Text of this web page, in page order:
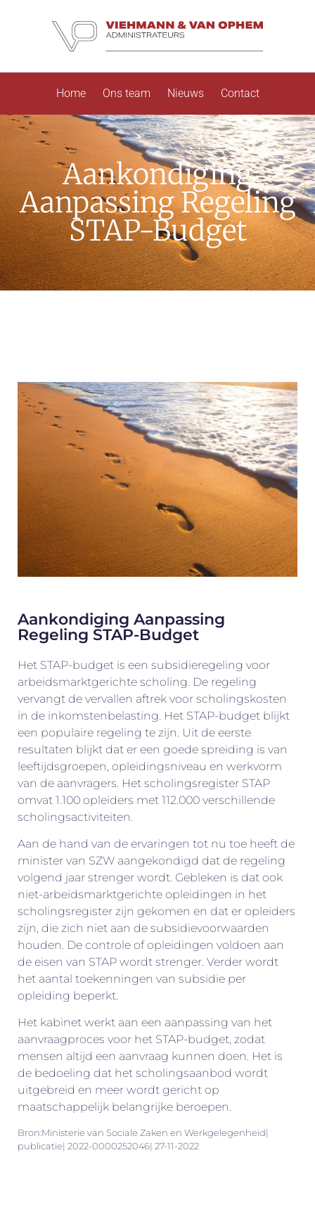
Home Ons team Nieuws Contact
Aankondiging
Aanpassing Regeling
STAP-Budget
Aankondiging Aanpassing
Regeling STAP-Budget
Het STAP-budget is een subsidieregeling voor
arbeidsmarktgerichte scholing. De regeling
vervangt de vervallen aftrek voor scholingskosten
in de inkomstenbelasting. Het STAP-budget blijkt
een populaire regeling te zijn. Uit de eerste
resultaten blijkt dat er een goede spreiding is van
leeftijdsgroepen, opleidingsniveau en werkvorm
van de aanvragers. Het scholingsregister STAP
omvat 1.100 opleiders met 112.000 verschillende
scholingsactiviteiten.
Aan de hand van de ervaringen tot nu toe heeft de
minister van SZW aangekondigd dat de regeling
volgend jaar strenger wordt. Gebleken is dat ook
niet-arbeidsmarktgerichte opleidingen in het
scholingsregister zijn gekomen en dat er opleiders
zijn, die zich niet aan de subsidievoorwaarden
houden. De controle of opleidingen voldoen aan
de eisen van STAP wordt strenger. Verder wordt
het aantal toekenningen van subsidie per
opleiding beperkt.
Het kabinet werkt aan een aanpassing van het
aanvraagproces voor het STAP-budget, zodat
mensen altijd een aanvraag kunnen doen. Het is
de bedoeling dat het scholingsaanbod wordt
uitgebreid en meer wordt gericht op
maatschappelijk belangrijke beroepen.
Bron:Ministerie van Sociale Zaken en Werkgelegenheid|
publicatie| 2022-0000252046| 27-11-2022